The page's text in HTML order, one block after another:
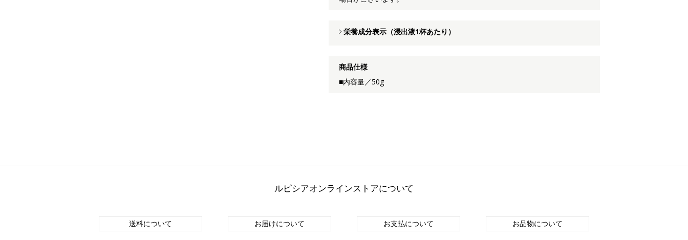
栄養成分表示（浸出液1杯あたり）
商品仕様
■内容量／50g
ルピシアオンラインストアについて
送料について お届けについて お支払について お品物について